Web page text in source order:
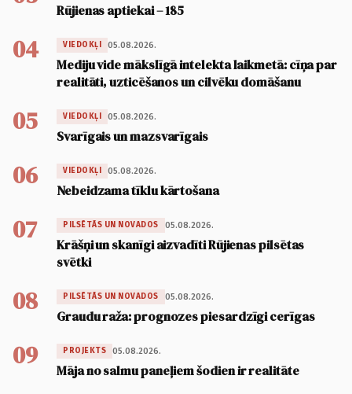
Rūjienas aptiekai – 185
04 VIEDOKĻI 05.08.2026.
Mediju vide mākslīgā intelekta laikmetā: cīņa par
realitāti, uzticēšanos un cilvēku domāšanu
05 VIEDOKĻI 05.08.2026.
Svarīgais un mazsvarīgais
06 VIEDOKĻI 05.08.2026.
Nebeidzama tīklu kārtošana
07 PILSĒTĀS UN NOVADOS 05.08.2026.
Krāšņi un skanīgi aizvadīti Rūjienas pilsētas
svētki
08 PILSĒTĀS UN NOVADOS 05.08.2026.
Graudu raža: prognozes piesardzīgi cerīgas
09 PROJEKTS 05.08.2026.
Māja no salmu paneļiem šodien ir realitāte